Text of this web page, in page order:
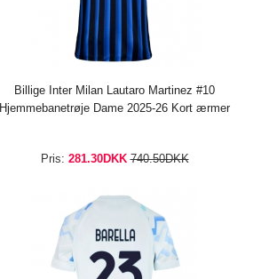
Billige Inter Milan Lautaro Martinez #10
Hjemmebanetrøje Dame 2025-26 Kort ærmer
Pris: 281.30DKK 740.50DKK